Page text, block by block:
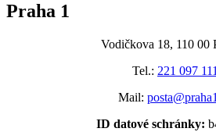
Praha 1
Vodičkova 18, 110 00
Tel.: 221 097 111
Mail:
ID datové schránky: